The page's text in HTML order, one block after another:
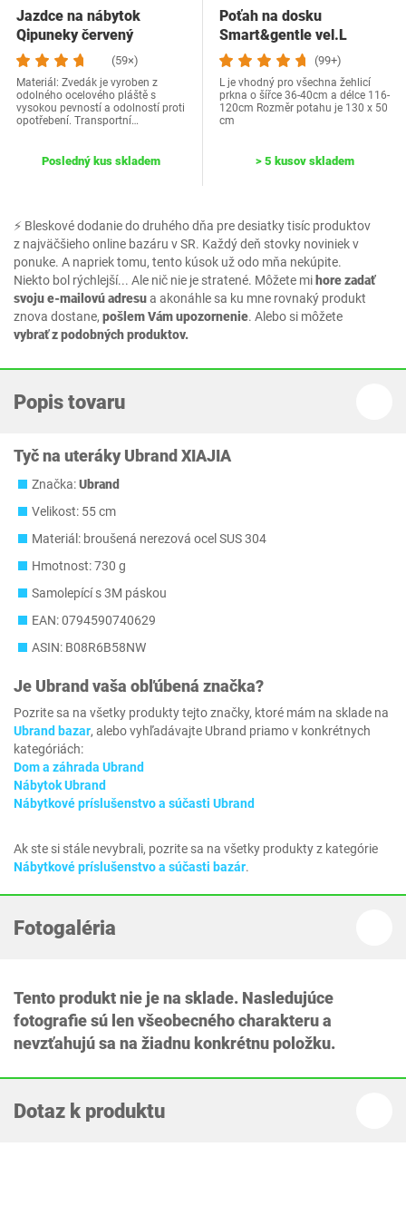
⚡ Bleskové dodanie do druhého dňa pre desiatky tisíc produktov
z najväčšieho online bazáru v SR. Každý deň stovky noviniek v
ponuke. A napriek tomu, tento kúsok už odo mňa nekúpite.
Niekto bol rýchlejší... Ale nič nie je stratené. Môžete mihore zadať
svoju e-mailovú adresua akonáhle sa ku mne rovnaký produkt
znova dostane, pošlem Vám upozornenie. Alebo si môžete
vybrať z podobných produktov.
Jazdce na nábytok
Qipuneky červený
(59×)
Materiál: Zvedák je vyroben z
odolného ocelového pláště s
vysokou pevností a odolností proti
opotřebení. Transportní…
Posledný kus skladem
Poťah na dosku
Smart&gentle vel.L
(99+)
L je vhodný pro všechna žehlicí
prkna o šířce 36-40cm a délce 116-
120cm Rozměr potahu je 130 x 50
cm
> 5 kusov skladem
Popis tovaru
Tyč na uteráky Ubrand XIAJIA
Značka:Ubrand
Velikost: 55 cm
Materiál: broušená nerezová ocel SUS 304
Hmotnost: 730 g
Samolepící s 3M páskou
EAN: 0794590740629
ASIN: B08R6B58NW
Je Ubrand vaša obľúbená značka?
Pozrite sa na všetky produkty tejto značky, ktoré mám na sklade na
Ubrand bazar, alebo vyhľadávajte Ubrand priamo v konkrétnych
kategóriách:
Dom a záhrada Ubrand
Nábytok Ubrand
Nábytkové príslušenstvo a súčasti Ubrand
Ak ste si stále nevybrali, pozrite sa na všetky produkty z kategórie
Nábytkové príslušenstvo a súčasti bazár.
Fotogaléria
Tento produkt nie je na sklade. Nasledujúce
fotografie sú len všeobecného charakteru a
nevzťahujú sa na žiadnu konkrétnu položku.
Dotaz k produktu